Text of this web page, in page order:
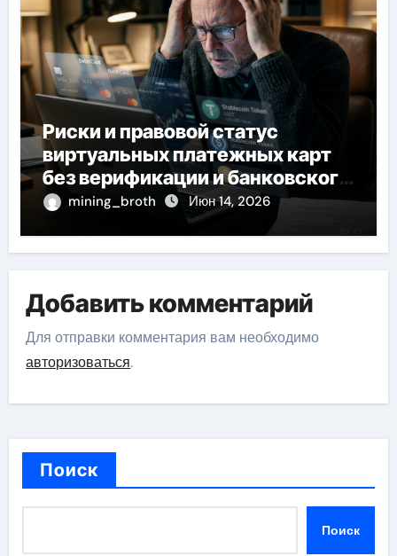
Риски и правовой статус
виртуальных платежных карт
без верификации и банковского
участия с пополнением
mining_broth Июн 14, 2026
Добавить комментарий
Для отправки комментария вам необходимо
авторизоваться.
Поиск
Поиск